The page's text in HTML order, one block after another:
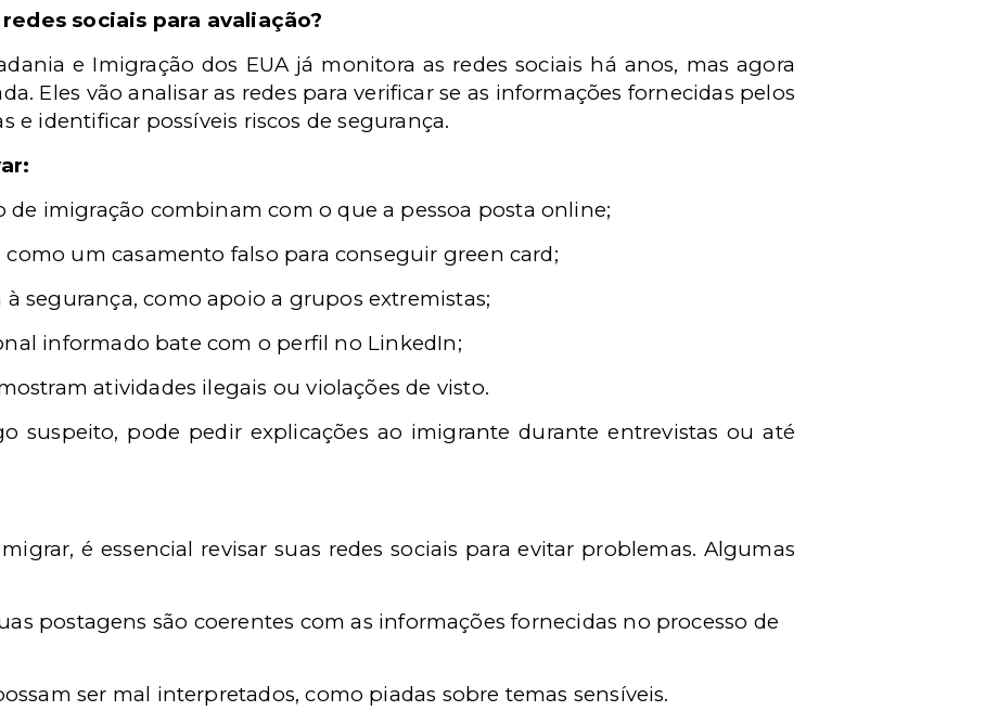
sociais para avaliação?
e Imigração dos EUA já monitora as redes sociais há anos, mas agora
Eles vão analisar as redes para verificar se as informações fornecidas pelos
e identificar possíveis riscos de segurança.
de imigração combinam com o que a pessoa posta online;
como um casamento falso para conseguir green card;
segurança, como apoio a grupos extremistas;
informado bate com o perfil no LinkedIn;
atividades ilegais ou violações de visto.
suspeito, pode pedir explicações ao imigrante durante entrevistas ou até
é essencial revisar suas redes sociais para evitar problemas. Algumas
postagens são coerentes com as informações fornecidas no processo de
ser mal interpretados, como piadas sobre temas sensíveis.